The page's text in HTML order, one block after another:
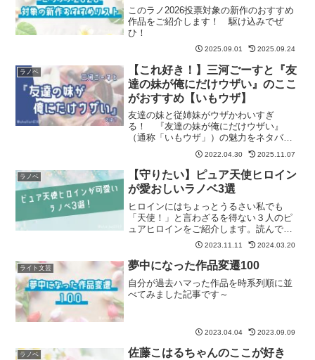
このラノ2026投票対象の新作のおすすめ
作品をご紹介します！ 駆け込みでぜ
ひ！
2025.09.01 2025.09.24
ラノベ
【これ好き！】三河ごーすと『友
達の妹が俺にだけウザい』のここ
がおすすめ【いもウザ】
友達の妹と従姉妹がウザかわいすぎ
る！ 『友達の妹が俺にだけウザい』
（通称「いもウザ」）の魅力をネタバレ
なしでご紹介します！ 記事の最後に
「いもウザ」が気に入った方におすすめ
の作品も紹介しています。
2022.04.30 2025.11.07
ラノベ
【守りたい】ピュア天使ヒロイン
が愛おしいラノベ3選
ヒロインにはちょっとうるさい私でも
「天使！」と言わざるを得ない３人のピ
ュアヒロインをご紹介します。読んでい
るだけで心が浄化されること間違いな
2023.11.11 2024.03.20
ライト文芸 夢中になった作品変遷100
自分が過去ハマった作品を時系列順に並
べてみました記事です～
2023.04.04 2023.09.09
ラノベ
佐藤こはるちゃんのここが好き